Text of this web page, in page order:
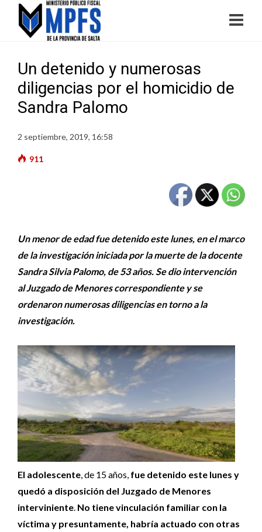
Un detenido y numerosas
diligencias por el homicidio de
Sandra Palomo
2 septiembre, 2019, 16:58
911
Un menor de edad fue detenido este lunes, en el marco
de la investigación iniciada por la muerte de la docente
Sandra Silvia Palomo, de 53 años. Se dio intervención
al Juzgado de Menores correspondiente y se
ordenaron numerosas diligencias en torno a la
investigación.
El adolescente, de 15 años, fue detenido este lunes y
quedó a disposición del Juzgado de Menores
interviniente. No tiene vinculación familiar con la
víctima y presuntamente, habría actuado con otras